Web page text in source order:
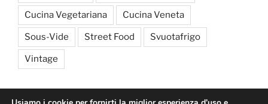
Cucina Vegetariana Cucina Veneta
Sous-Vide Street Food Svuotafrigo
Vintage